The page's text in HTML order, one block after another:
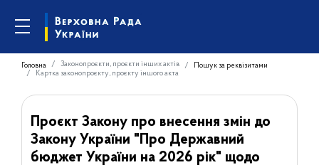
Головна Законопроєкти, проєкти інших актів
Пошук за реквізитами
Картка законопроєкту, проєкту іншого акта
Проєкт Закону про внесення змін до
Закону України "Про Державний
бюджет України на 2026 рік" щодо